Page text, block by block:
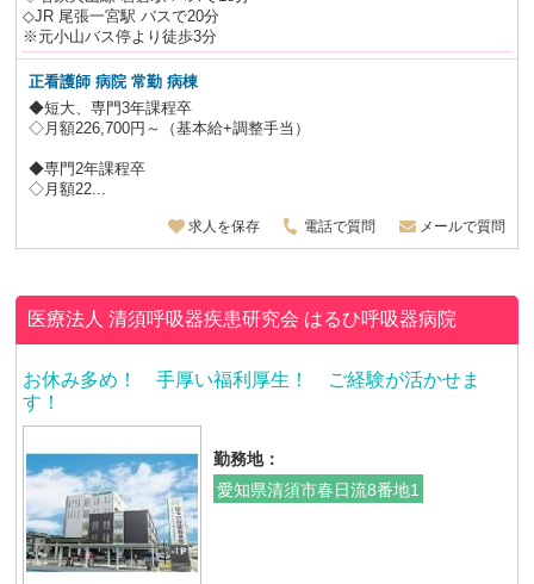
◇JR 尾張一宮駅 バスで20分
※元小山バス停より徒歩3分
正看護師 病院 常勤 病棟
◆短大、専門3年課程卒
◇月額226,700円～（基本給+調整手当）
◆専門2年課程卒
◇月額22...
求人を保存 電話で質問 メールで質問
医療法人 清須呼吸器疾患研究会 はるひ呼吸器病院
お休み多め！ 手厚い福利厚生！ ご経験が活かせま
す！
勤務地：
愛知県清須市春日流8番地1